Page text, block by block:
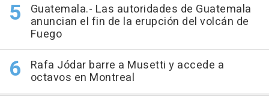
Guatemala.- Las autoridades de Guatemala
anuncian el fin de la erupción del volcán de
Fuego
Rafa Jódar barre a Musetti y accede a
octavos en Montreal